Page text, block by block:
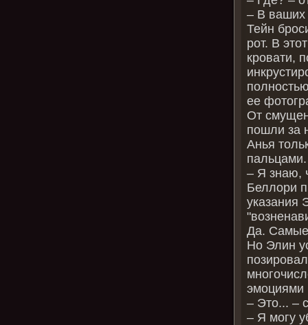
– В ваших
Тейн
рот. В
кровати,
ее
От
пошли за
Анья
пальцами.
– Я знаю,
Беллори
указания
Да. Самые
Но Элин
эмоциями
– Это... –
– Я могу